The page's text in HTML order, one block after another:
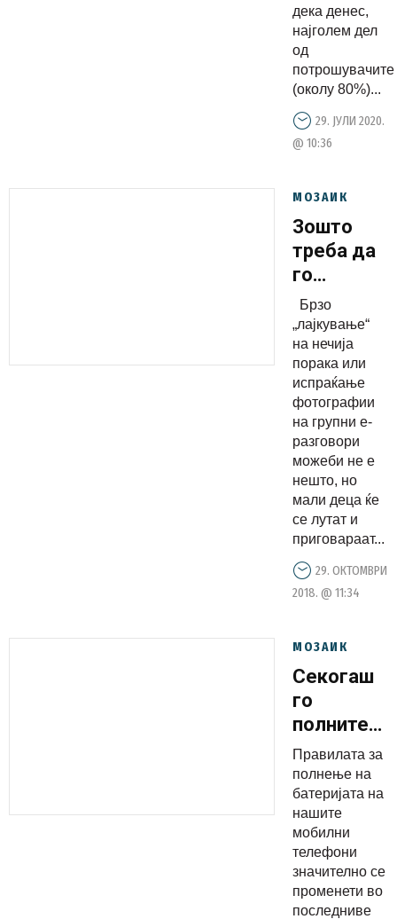
Моби
Промо!
дека денес,
најголем дел
од
потрошувачите
(околу 80%)...
29. ЈУЛИ 2020.
@ 10:36
МОЗАИК
Зошто
треба да
го
оставите
телефонот
додека
сте со
вашите
деца
Брзо
„лајкување“
на нечија
порака или
испраќање
фотографии
на групни е-
разговори
можеби не е
нешто, но
мали деца ќе
се лутат и
приговараат...
29. ОКТОМВРИ
2018. @ 11:34
МОЗАИК
Секогаш
го
полните
мобилниот
телефон
до
максимум?
Не
правете
го тоа!
Правилата за
полнење на
батеријата на
нашите
мобилни
телефони
значително се
променети во
последниве